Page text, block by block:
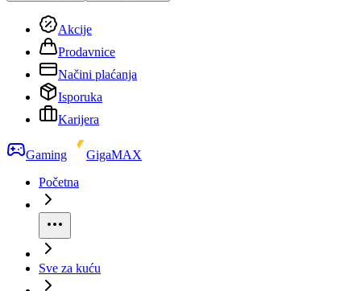
Akcije
Prodavnice
Načini plaćanja
Isporuka
Karijera
Gaming
GigaMAX
Početna
Sve za kuću